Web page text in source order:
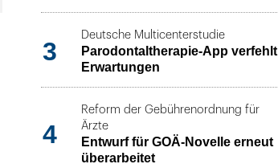
3
Deutsche Multicenterstudie
Parodontaltherapie-App verfehlt
Erwartungen
4
Reform der Gebührenordnung für
Ärzte
Entwurf für GOÄ-Novelle erneut
überarbeitet